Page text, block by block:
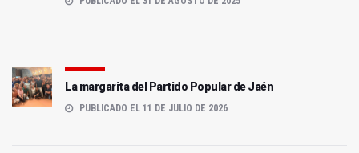
La margarita del Partido Popular de Jaén
PUBLICADO EL 11 DE JULIO DE 2026